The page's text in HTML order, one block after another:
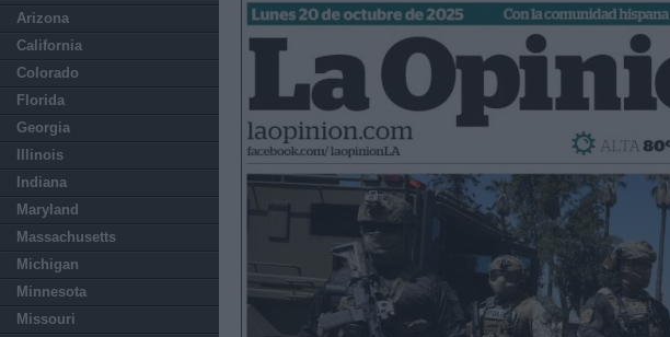
Arizona
California
Colorado
Florida
Georgia
Illinois
Indiana
Maryland
Massachusetts
Michigan
Minnesota
Missouri